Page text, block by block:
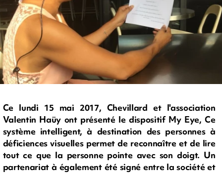
Ce lundi 15 mai 2017, Chevillard et l'association
Valentin Haüy ont présenté le dispositif My Eye, Ce
système intelligent, à destination des personnes à
déficiences visuelles permet de reconnaître et de lire
tout ce que la personne pointe avec son doigt. Un
partenariat à également été signé entre la société et